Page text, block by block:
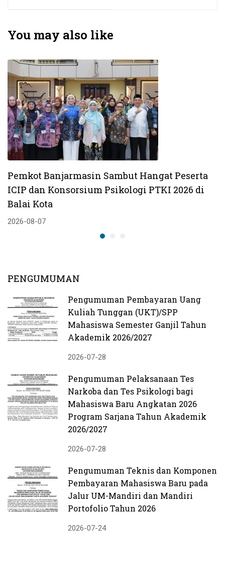
You may also like
Pemkot Banjarmasin Sambut Hangat Peserta
ICIP dan Konsorsium Psikologi PTKI 2026 di
Balai Kota
2026-08-07
PENGUMUMAN
Pengumuman Pembayaran Uang
Kuliah Tunggan (UKT)/SPP
Mahasiswa Semester Ganjil Tahun
Akademik 2026/2027
2026-07-28
Pengumuman Pelaksanaan Tes
Narkoba dan Tes Psikologi bagi
Mahasiswa Baru Angkatan 2026
Program Sarjana Tahun Akademik
2026/2027
2026-07-28
Pengumuman Teknis dan Komponen
Pembayaran Mahasiswa Baru pada
Jalur UM-Mandiri dan Mandiri
Portofolio Tahun 2026
2026-07-24